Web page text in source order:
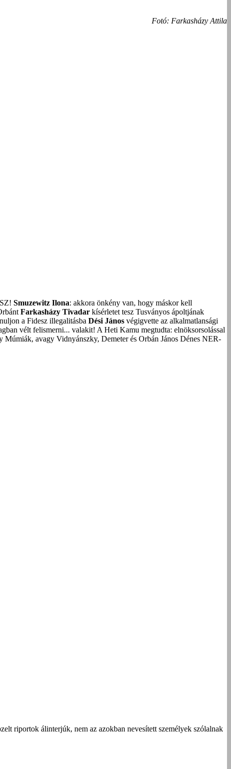
Fotó: Farkasházy Attila
Smuzewitz Ilona: akkora önkény van, hogy máskor kell
Farkasházy Tivadar kísérletet tesz Tusványos ápoltjának
a Fidesz illegalitásba Dési János végigvette az alkalmatlansági
vélt felismerni... valakit! A Heti Kamu megtudta: elnöksorsolással
Múmiák, avagy Vidnyánszky, Demeter és Orbán János Dénes NER-
riportok álinterjúk, nem az azokban nevesített személyek szólalnak